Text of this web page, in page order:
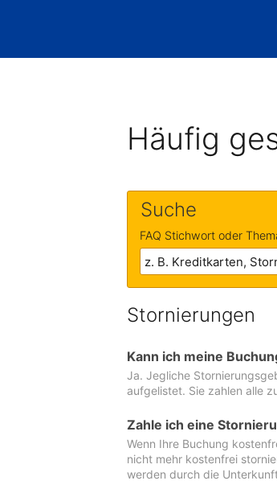
Häufig
Suche
FAQ Stichwort oder
Stornierungen
Kann ich meine
Ja. Jegliche
aufgelistet. Sie zahlen alle
Zahle ich eine
Wenn Ihre Buchung
nicht mehr kostenfrei
werden durch die